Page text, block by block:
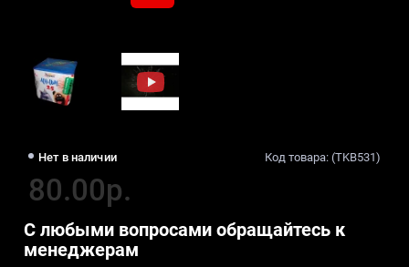
Нет в наличии Код товара: (TKB531)
80.00р.
С любыми вопросами обращайтесь к
менеджерам